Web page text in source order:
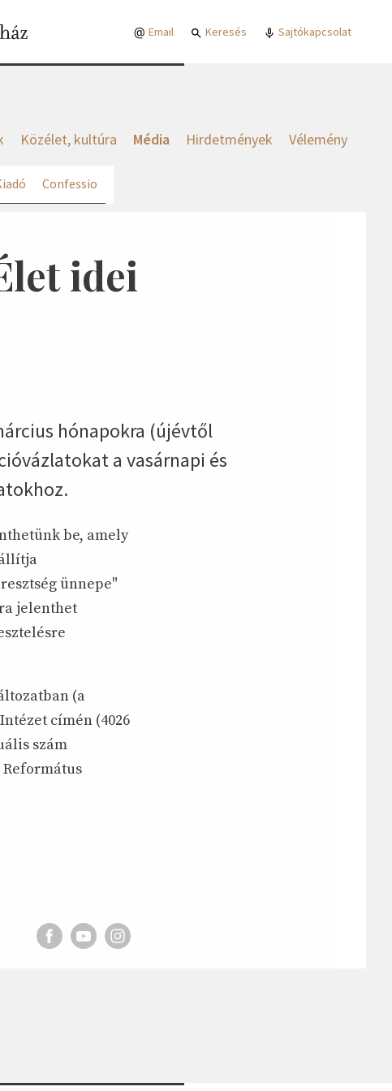
Email Keresés Sajtókapcsolat
Közélet, kultúra Média Hirdetmények Vélemény
Confessio
idei
hónapokra (újévtől
a vasárnapi és
be, amely
ünnepe"
jelenthet
(a
címén (4026
szám